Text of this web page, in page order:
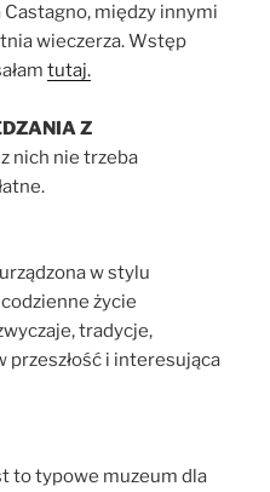
między innymi
wieczerza. Wstęp
tutaj.
Z
nich nie trzeba
w stylu
życie
tradycje,
i interesująca
to typowe muzeum dla